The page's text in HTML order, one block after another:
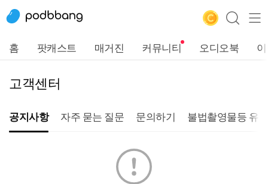
홈 팟캐스트 매거진 커뮤니티 오디오북
고객센터
공지사항 자주 묻는 질문 문의하기 불법촬영물등 유